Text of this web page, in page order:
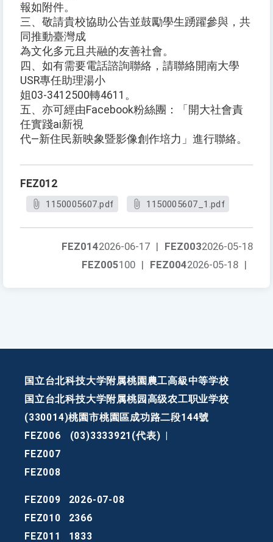
報如附件。
三、敬請貴校協助公告並鼓勵學生踴躍參與，共
同推動臺灣成
為文化多元且共融的友善社會。
四、如有需要電話諮詢聯絡，請聯絡開南大學
USR專任助理湯小
姐03-3412500轉4611。
五、亦可經由Facebook粉絲團：「開大社會責
任實踐ai新視
代—新住民新映象暨影像創作培力」進行聯絡。
FEZ012
1150005607.pdf 1150005607_1.pdf
FEZ0032026-05-18
FEZ0142026-06-17 |
FEZ0042026-05-18 |
FEZ005100 |
国立台北科技大学附属桃園農工高級中等学校
国立台北科技大学附属桃园高级农工职业学校
(330014)桃園市桃園區成功路二段144號
FEZ006
(03)3333921(代表)
FEZ007
FEZ008
FEZ009
2026-07-08
FEZ010
2366
FEZ011
1833